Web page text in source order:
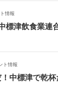
情報
標津飲食業連
ト情報
中標津で乾